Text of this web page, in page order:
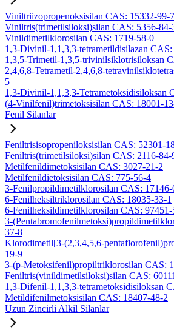
Viniltriizopropenoksisilan CAS: 15332-99-7
Viniltris(trimetilsiloksi)silan CAS: 5356-84-
Vinildimetilklorosilan CAS: 1719-58-0
1,3-Divinil-1,1,3,3-tetrametildisilazan
1,3,5-Trimetil-1,3,5-trivinilsiklotrisiloksan
2,4,6,8-Tetrametil-2,4,6,8-
5
1,3-Divinil-1,1,3,3-Tetrametoksidisiloksan
(4-Vinilfenil)trimetoksisilan CAS: 18001-
Fenil Silanlar
Feniltrisisopropeniloksisilan CAS: 52301-
Feniltris(trimetilsiloksi)silan CAS: 2116-84-
Metilfenildimetoksisilan CAS: 3027-21-2
Metilfenildietoksisilan CAS: 775-56-4
3-Fenilpropildimetilklorosilan CAS: 17146-
6-Fenilheksiltriklorosilan CAS: 18035-33-1
6-Fenilheksildimetilklorosilan CAS: 97451-
3-
37-8
Klorodimetil[3-(2,3,4,5,6-
19-9
3-(p-Metoksifenil)propiltriklorosilan CAS:
Feniltris(vinildimetilsiloksi)silan CAS:
1,3-Difenil-1,1,3,3-tetrametoksidisiloksan
Metildifenilmetoksisilan CAS: 18407-48-2
Uzun Zincirli Alkil Silanlar